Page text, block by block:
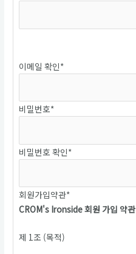
이메일 확인*
비밀번호*
비밀번호 확인*
회원가입약관*
CROM's Ironside 회원 가입 약관
제 1조 (목적)